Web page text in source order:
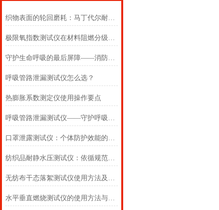
织物表面的轮回磨耗：马丁代尔耐磨仪在多点轨迹与压力恒定下的耐用叙事
极限氧指数测试仪在材料阻燃分级中的浓度边界判定
守护生命呼吸的最后屏障——消防自救呼吸器防护性能测试仪的全面检测
呼吸管路泄漏测试仪怎么选？
热膨胀系数测定仪使用操作要点
呼吸管路泄漏测试仪——守护呼吸类医疗器械安全的精密检测方案
口罩泄露测试仪：个体防护效能的科学评估仪器
纺织品耐静水压测试仪：依循规范，精准测防渗
无纺布干态落絮测试仪使用方法及注意事项详解
水平垂直燃烧测试仪的使用方法与注意事项